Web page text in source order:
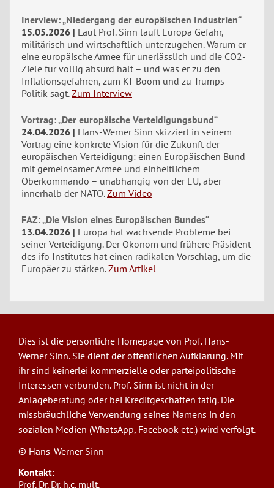
Inerview: „Niedergang der europäischen Industrien“
15.05.2026
Laut Prof. Sinn läuft Europa Gefahr,
militärisch und wirtschaftlich unterzugehen. Warum er
eine europäische Armee für unerlässlich und die CO2-
Ziele für völlig absurd hält – und was er zu den
Inflationsgefahren, zum KI-Boom und zu Trumps
Politik sagt. Zum Interview
Vortrag: „Der europäische Verteidigungsbund“
24.04.2026
Hans-Werner Sinn skizziert in seinem
Vortrag eine konkrete Vision für die Zukunft der
europäischen Verteidigung: einen Europäischen Bund
mit gemeinsamer Armee und einheitlichem
Oberkommando – unabhängig von der EU, aber
innerhalb der NATO. Zum Video
FAZ: „Die Vision eines Europäischen Bundes“
13.04.2026
Europa hat wachsende Probleme bei
seiner Verteidigung. Der Ökonom und frühere Präsident
des ifo Institutes hat einen radikalen Vorschlag, um die
Europäer zu stärken. Zum Artikel
Dies ist die persönliche Homepage von Prof. Hans-
Werner Sinn. Sie dient der öffentlichen Aufklärung. Mit
ihr sind keinerlei kommerzielle oder parteipolitische
Interessen verbunden. Prof. Sinn ist nicht in der
Anlageberatung oder bei Kreditgeschäften tätig. Die
missbräuchliche Verwendung seines Namens in den
sozialen Medien (WhatsApp, Facebook etc.) wird verfolgt.
© Hans-Werner Sinn
Kontakt:
Prof. Dr. Dr. h.c. mult.